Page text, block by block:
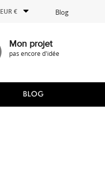
EUR € Blog
Mon projet
pas encore d'idée
BLOG